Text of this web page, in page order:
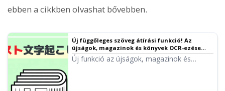
ebben a cikkben olvashat bővebben.
Új függőleges szöveg átírási funkció! Az
újságok, magazinok és könyvek OCR-ezése
még kényelmesebbé vált!
Új funkció az újságok, magazinok és